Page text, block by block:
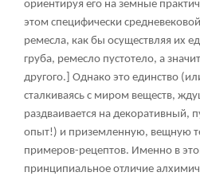
ориентируя его на земные
этом специфически
ремесла, как бы осуществляя их
груба, ремесло пустотело, а
другого.] Однако это единство
сталкиваясь с миром веществ,
раздваивается на декоративный,
опыт!) и приземленную, вещную
примеров-рецептов. Именно в
принципиальное отличие